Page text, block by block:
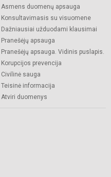
Asmens duomenų apsauga
Konsultavimasis su visuomene
Dažniausiai užduodami klausimai
Pranešėjų apsauga
Pranešėjų apsauga. Vidinis puslapis.
Korupcijos prevencija
Civilinė sauga
Teisinė informacija
Atviri duomenys